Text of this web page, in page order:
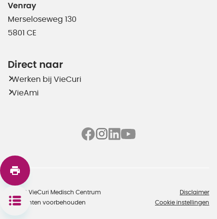
Venray
Merseloseweg 130
5801 CE
Direct naar
Werken bij VieCuri
VieAmi
©2026 VieCuri Medisch Centrum
Alle rechten voorbehouden
Disclaimer
Cookie instellingen